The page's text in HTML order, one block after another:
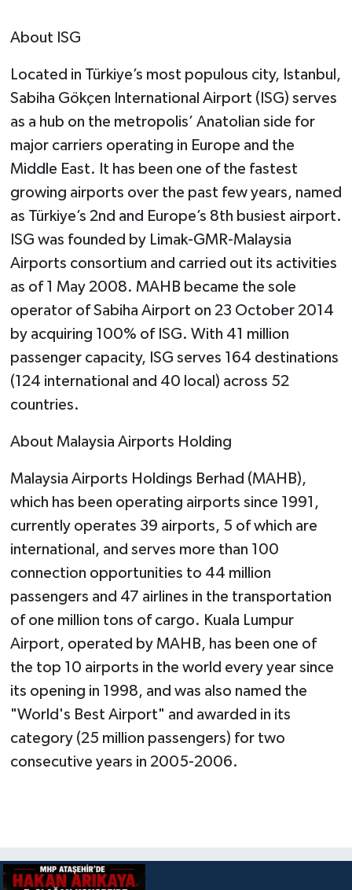
About ISG
Located in Türkiye’s most populous city, Istanbul,
Sabiha Gökçen International Airport (ISG) serves
as a hub on the metropolis’ Anatolian side for
major carriers operating in Europe and the
Middle East. It has been one of the fastest
growing airports over the past few years, named
as Türkiye’s 2nd and Europe’s 8th busiest airport.
ISG was founded by Limak-GMR-Malaysia
Airports consortium and carried out its activities
as of 1 May 2008. MAHB became the sole
operator of Sabiha Airport on 23 October 2014
by acquiring 100% of ISG. With 41 million
passenger capacity, ISG serves 164 destinations
(124 international and 40 local) across 52
countries.
About Malaysia Airports Holding
Malaysia Airports Holdings Berhad (MAHB),
which has been operating airports since 1991,
currently operates 39 airports, 5 of which are
international, and serves more than 100
connection opportunities to 44 million
passengers and 47 airlines in the transportation
of one million tons of cargo. Kuala Lumpur
Airport, operated by MAHB, has been one of
the top 10 airports in the world every year since
its opening in 1998, and was also named the
"World's Best Airport" and awarded in its
category (25 million passengers) for two
consecutive years in 2005-2006.